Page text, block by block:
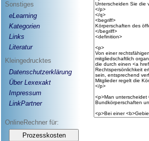
Sonstiges
eLearning
Kategorien
Links
Literatur
Kleingedrucktes
Datenschutzerklärung
Über Lexexakt
Impressum
LinkPartner
OnlineRechner für: